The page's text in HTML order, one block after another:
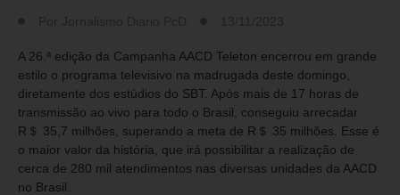
A 26.ª edição da Campanha AACD Teleton encerrou em grande
estilo o programa televisivo na madrugada deste domingo,
diretamente dos estúdios do SBT. Após mais de 17 horas de
transmissão ao vivo para todo o Brasil, conseguiu arrecadar
R＄ 35,7 milhões, superando a meta de R＄ 35 milhões. Esse é
o maior valor da história, que irá possibilitar a realização de
cerca de 280 mil atendimentos nas diversas unidades da AACD
no Brasil.